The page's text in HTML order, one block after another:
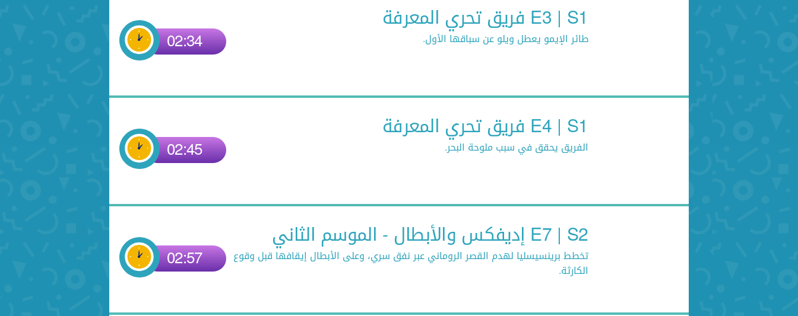
E3 | S1 فريق تحري المعرفة
طائر الإيمو يعطل ويلو عن سباقها الأول. 02:34
E4 | S1 فريق تحري المعرفة
الفريق يحقق في سبب ملوحة البحر. 02:45
E7 | S2 إديفكس والأبطال - الموسم الثاني
تخطط برينسيسليا لهدم القصر الروماني عبر نفق سري، وعلى الأبطال إيقافها قبل وقوع
الكارثة.
02:57